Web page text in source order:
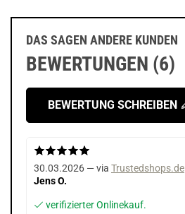
DAS SAGEN ANDERE KUNDEN
BEWERTUNGEN (6)
BEWERTUNG SCHREIBEN
30.03.2026 — via Trustedshops.de
Jens O.
verifizierter Onlinekauf.